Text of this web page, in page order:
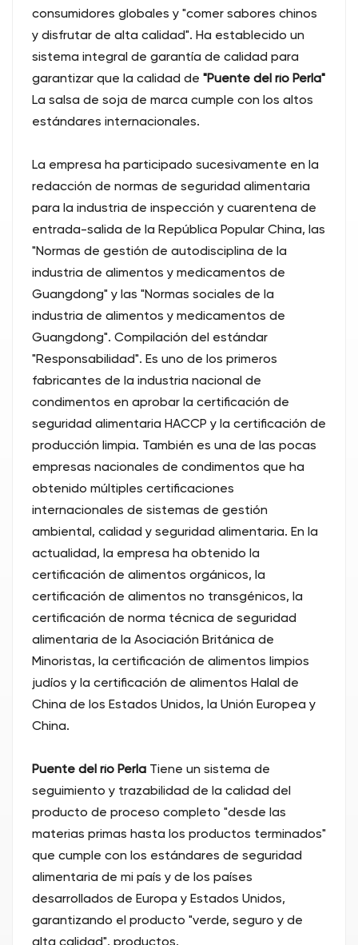
consumidores globales y "comer sabores chinos
y disfrutar de alta calidad". Ha establecido un
sistema integral de garantía de calidad para
garantizar que la calidad de "Puente del río Perla"
La salsa de soja de marca cumple con los altos
estándares internacionales.
La empresa ha participado sucesivamente en la
redacción de normas de seguridad alimentaria
para la industria de inspección y cuarentena de
entrada-salida de la República Popular China, las
"Normas de gestión de autodisciplina de la
industria de alimentos y medicamentos de
Guangdong" y las "Normas sociales de la
industria de alimentos y medicamentos de
Guangdong". Compilación del estándar
"Responsabilidad". Es uno de los primeros
fabricantes de la industria nacional de
condimentos en aprobar la certificación de
seguridad alimentaria HACCP y la certificación de
producción limpia. También es una de las pocas
empresas nacionales de condimentos que ha
obtenido múltiples certificaciones
internacionales de sistemas de gestión
ambiental, calidad y seguridad alimentaria. En la
actualidad, la empresa ha obtenido la
certificación de alimentos orgánicos, la
certificación de alimentos no transgénicos, la
certificación de norma técnica de seguridad
alimentaria de la Asociación Británica de
Minoristas, la certificación de alimentos limpios
judíos y la certificación de alimentos Halal de
China de los Estados Unidos, la Unión Europea y
China.
Puente del río Perla Tiene un sistema de
seguimiento y trazabilidad de la calidad del
producto de proceso completo "desde las
materias primas hasta los productos terminados"
que cumple con los estándares de seguridad
alimentaria de mi país y de los países
desarrollados de Europa y Estados Unidos,
garantizando el producto "verde, seguro y de
alta calidad". productos.